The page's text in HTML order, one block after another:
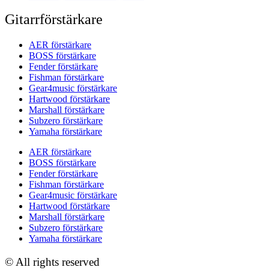
Gitarrförstärkare
AER förstärkare
BOSS förstärkare
Fender förstärkare
Fishman förstärkare
Gear4music förstärkare
Hartwood förstärkare
Marshall förstärkare
Subzero förstärkare
Yamaha förstärkare
AER förstärkare
BOSS förstärkare
Fender förstärkare
Fishman förstärkare
Gear4music förstärkare
Hartwood förstärkare
Marshall förstärkare
Subzero förstärkare
Yamaha förstärkare
© All rights reserved